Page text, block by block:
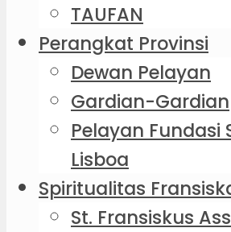
TAUFAN
Perangkat Provinsi
Dewan Pelayan
Gardian-Gardian
Pelayan Fundasi
Lisboa
Spiritualitas
St. Fransiskus